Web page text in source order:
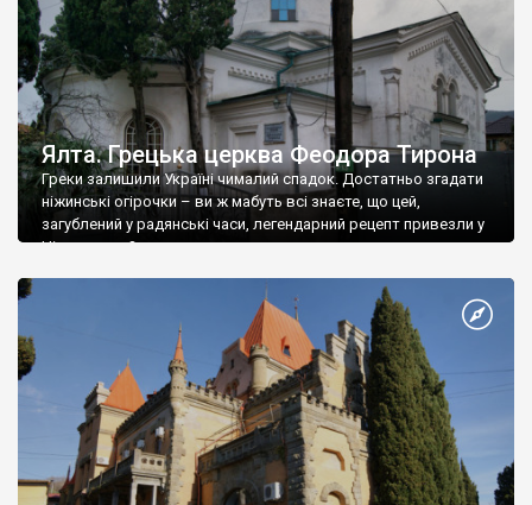
Ялта. Грецька церква Феодора Тирона
Греки залишили Україні чималий спадок. Достатньо згадати
ніжинські огірочки – ви ж мабуть всі знаєте, що цей,
загублений у радянські часи, легендарний рецепт привезли у
Ніжин греки?